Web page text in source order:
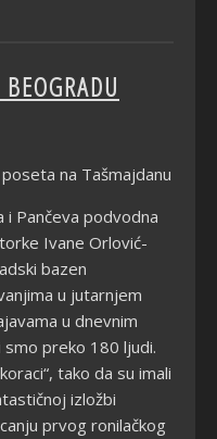
na Tašmajdanu
i Pančeva podvodna
Ivane Orlović-
bazen
u jutarnjem
u dnevnim
smo preko 180 ljudi.
tako da su imali
izložbi
prvog ronilačkog